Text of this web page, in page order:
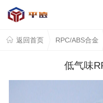
返回首页 RPC/ABS合金
低气味